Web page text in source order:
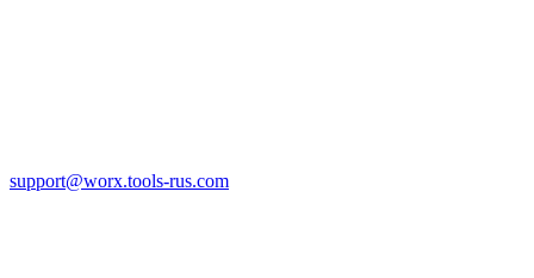
support@worx.tools-rus.com